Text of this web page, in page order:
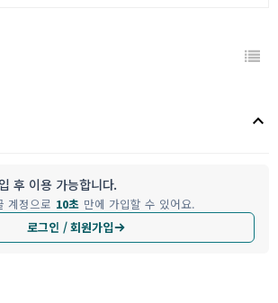
keyboard_arrow_up
후 이용 가능합니다.
계정으로 10초 만에 가입할 수 있어요.
로그인 / 회원가입